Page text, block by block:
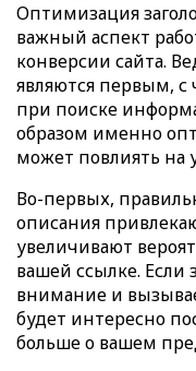
Оптимизация
важный аспект
конверсии сайта.
являются первым, с
при поиске
образом именно
может повлиять на
Во-первых,
описания
увеличивают
вашей ссылке. Если
внимание и
будет интересно
больше о вашем